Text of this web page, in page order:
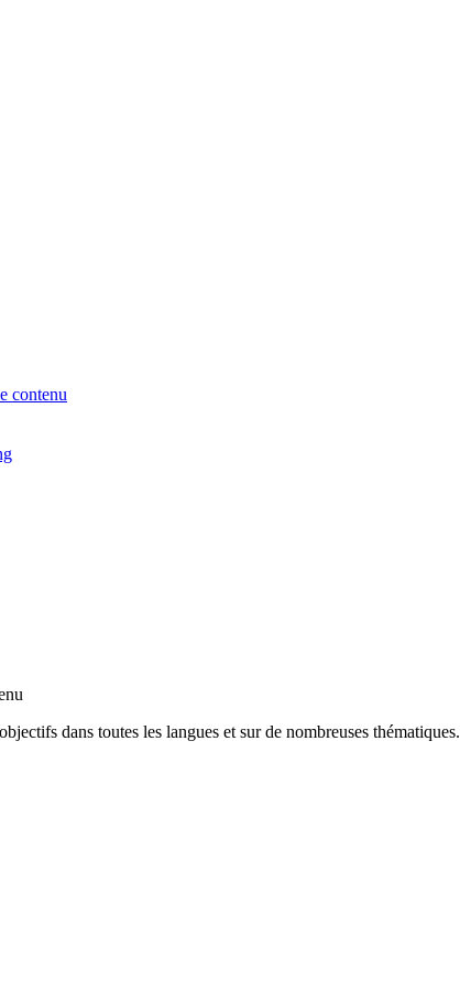
contenu
dans toutes les langues et sur de nombreuses thématiques.